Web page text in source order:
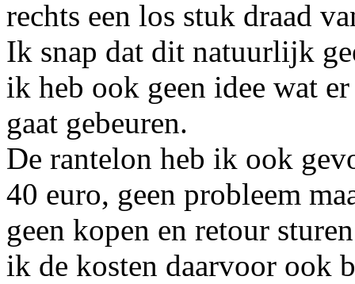
rechts een los stuk draad
Ik snap dat dit natuurlijk
ik heb ook geen idee wat
gaat gebeuren.
De rantelon heb ik ook
40 euro, geen probleem
geen kopen en retour
ik de kosten daarvoor ook